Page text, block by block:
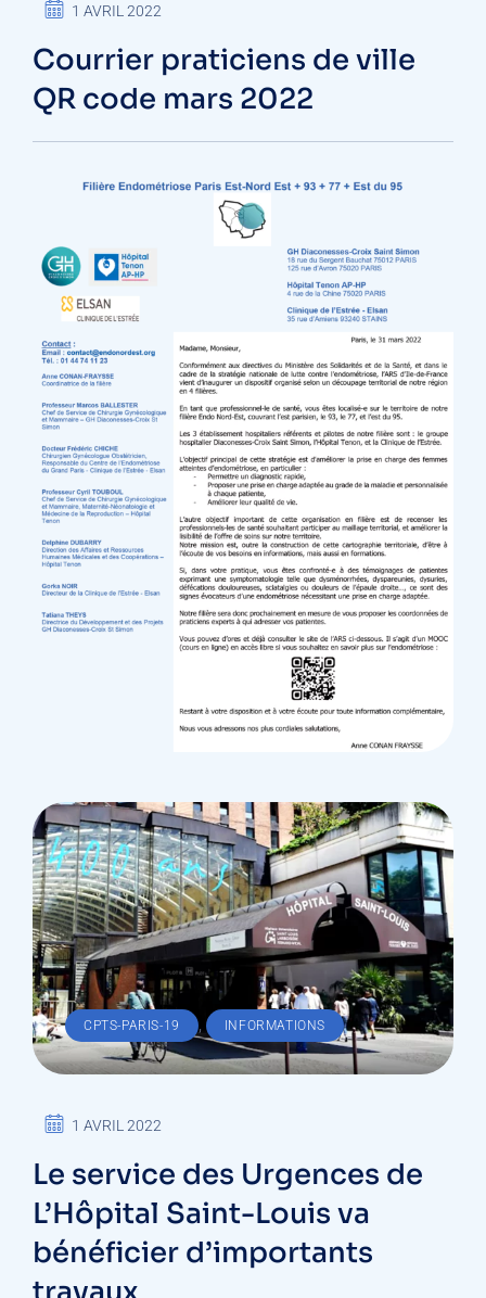
1 AVRIL 2022
Courrier praticiens de ville
QR code mars 2022
CPTS-PARIS-19 , INFORMATIONS
1 AVRIL 2022
Le service des Urgences de
L’Hôpital Saint-Louis va
bénéficier d’importants